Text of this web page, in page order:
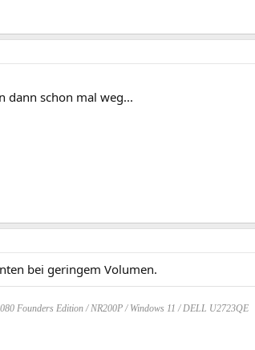
dann schon mal weg...
bei geringem Volumen.
Founders Edition / NR200P / Windows 11 / DELL U2723QE